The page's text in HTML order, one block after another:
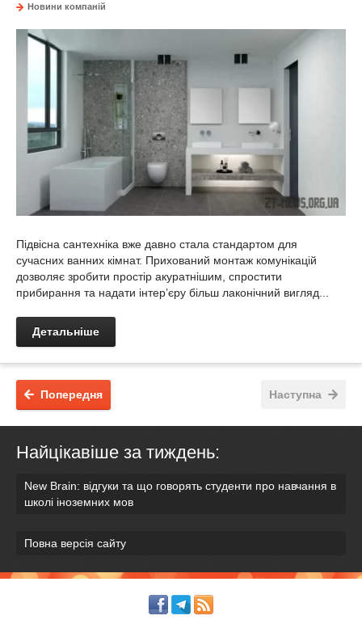
Новини компаній
Підвісна сантехніка вже давно стала стандартом для
сучасних ванних кімнат. Прихований монтаж комунікацій
дозволяє зробити простір акуратнішим, спростити
прибирання та надати інтер’єру більш лаконічний вигляд...
Детальніше
Наступна
Попередня
Найцікавіше за тиждень:
New Brain: відгуки та що говорять студенти про навчання в
школі іноземних мов
Повна версія сайту